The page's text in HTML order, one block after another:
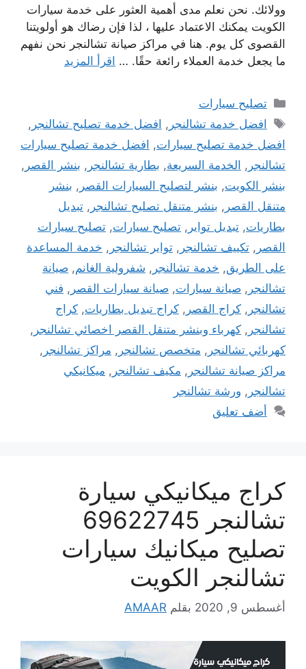
وولائك. نحن نعلم مدى أهمية العثور على خدمة سيارات
الكويت يمكنك الاعتماد عليها ، لذا فإن رضاك ​​هو أولويتنا
القصوى كل يوم. هنا في مراكز صيانة تشالنجر نحن نفهم
ما يجعل خدمة العملاء رائعة حقًا. … اقرأ المزيد
التصنيفات
تصليح سيارات
الوسوم
افضل خدمة تشالنجر , افضل خدمة تصليح تشالنجر ,
افضل خدمة تصليح سيارات, افضل خدمة تصليح سيارات
تشالنجر , الخدمة السريعة, بطارية تشالنجر , بنشر القصر ,
بنشر الكويت, بنشر لتصليح السيارات القصر , بنشر
متنقل القصر , بنشر متنقل تصليح تشالنجر , تبديل
بطاريات, تبديل تواير , تصليح سيارات, تصليح سيارات
القصر , تكييف تشالنجر , تواير تشالنجر , خدمة المساعدة
على الطريق, خدمة تشالنجر , شفرولية الغانم, صيانة
تشالنجر , صيانة سيارات, صيانة سيارات القصر , فني
تشالنجر , كراج القصر , كراج تبديل بطاريات, كراج
تشالنجر , كهرباء وبنشر متنقل القصر اخصائي تشالنجر ,
كهربائي تشالنجر , متخصص تشالنجر , مراكز تشالنجر ,
مراكز صيانة تشالنجر , مكيف تشالنجر , ميكانيكي
تشالنجر , ورشة تشالنجر
أضف تعليق
كراج ميكانيكي سيارة
تشالنجر 69622745
تصليح ميكانيك سيارات
تشالنجر الكويت
أغسطس 9, 2020 بقلم AMAAR